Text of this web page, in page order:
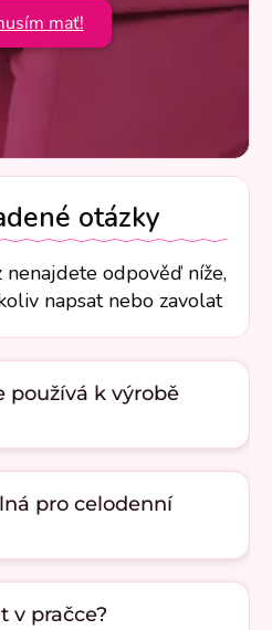
mať!
otázky
odpověď níže,
napsat nebo zavolat
používá k výrobě
pro celodenní
v pračce?